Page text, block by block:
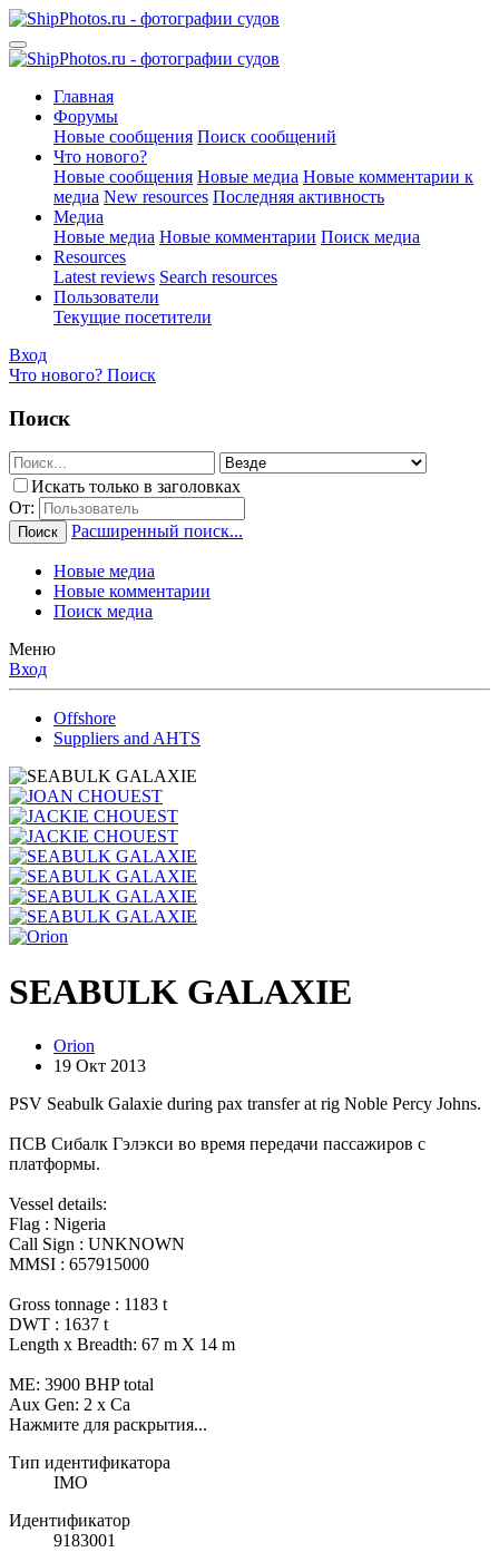
Главная
Форумы
Новые сообщения Поиск сообщений
Что нового?
Новые сообщения Новые медиа Новые комментарии к
медиа New resources Последняя активность
Медиа
Новые медиа Новые комментарии Поиск медиа
Resources
Latest reviews Search resources
Пользователи
Текущие посетители
Вход
Что нового? Поиск
Поиск
Искать только в заголовках
От:
Поиск Расширенный поиск...
Новые медиа
Новые комментарии
Поиск медиа
Меню
Вход
Offshore
Suppliers and AHTS
SEABULK GALAXIE
Orion
19 Окт 2013
PSV Seabulk Galaxie during pax transfer at rig Noble Percy Johns.
ПСВ Сибалк Гэлэкси во время передачи пассажиров с
платформы.
Vessel details:
Flag : Nigeria
Call Sign : UNKNOWN
MMSI : 657915000
Gross tonnage : 1183 t
DWT : 1637 t
Length x Breadth: 67 m X 14 m
ME: 3900 BHP total
Aux Gen: 2 x Ca
Нажмите для раскрытия...
Тип идентификатора
IMO
Идентификатор
9183001